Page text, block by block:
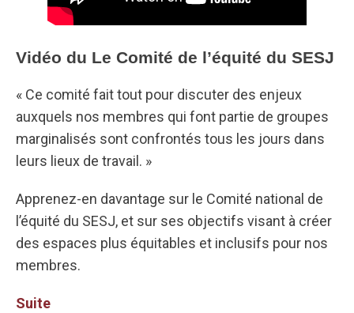
Vidéo du Le Comité de l’équité du SESJ
« Ce comité fait tout pour discuter des enjeux
auxquels nos membres qui font partie de groupes
marginalisés sont confrontés tous les jours dans
leurs lieux de travail. »
Apprenez-en davantage sur le Comité national de
l’équité du SESJ, et sur ses objectifs visant à créer
des espaces plus équitables et inclusifs pour nos
membres.
Suite